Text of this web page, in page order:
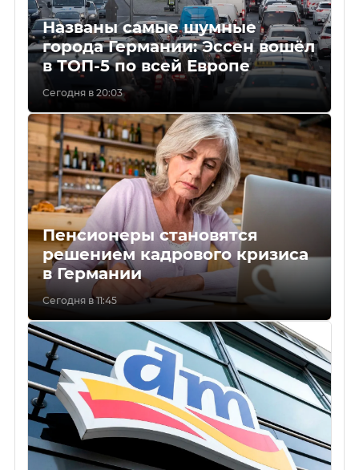
Названы самые шумные
города Германии: Эссен вошёл
в ТОП-5 по всей Европе
Сегодня в 20:03
Пенсионеры становятся
решением кадрового кризиса
в Германии
Сегодня в 11:45